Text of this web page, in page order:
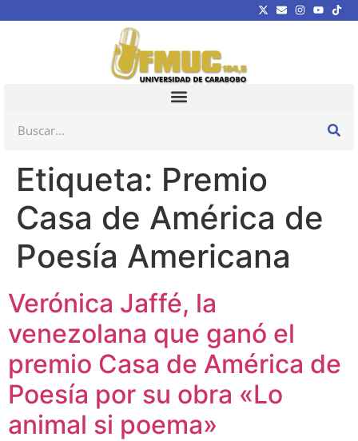
Etiqueta: Premio
Casa de América de
Poesía Americana
Verónica Jaffé, la
venezolana que ganó el
premio Casa de América de
Poesía por su obra «Lo
animal si poema»